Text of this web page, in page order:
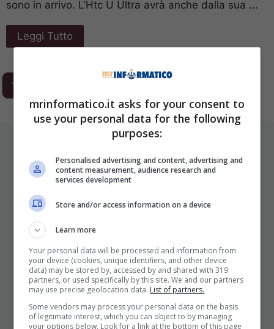
sono in arrivo. L’Htc U Ultra avrà anche dalla sua ...
Leggi Tutto
1
I Pro E I Contro Di Una Nuova Moda
Che Punta A Cambiare Il Tabacco
Per Sempre
mrinformatico.it asks for your consent to
use your personal data for the following
purposes:
Personalised advertising and content, advertising and
content measurement, audience research and
services development
Store and/or access information on a device
Learn more
Your personal data will be processed and information from
your device (cookies, unique identifiers, and other device
data) may be stored by, accessed by and shared with 319
partners, or used specifically by this site. We and our partners
may use precise geolocation data. List of partners.
Some vendors may process your personal data on the basis
of legitimate interest, which you can object to by managing
your options below. Look for a link at the bottom of this page